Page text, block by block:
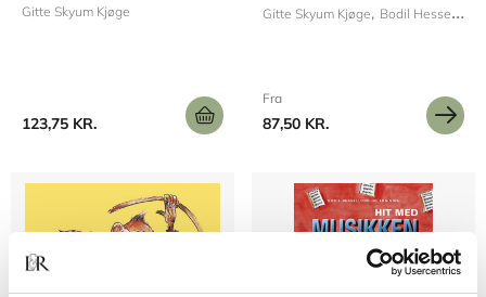
Gitte Skyum Kjøge
123,75 KR.
Gitte Skyum Kjøge Bodil Hessellund
Fra
87,50 KR.